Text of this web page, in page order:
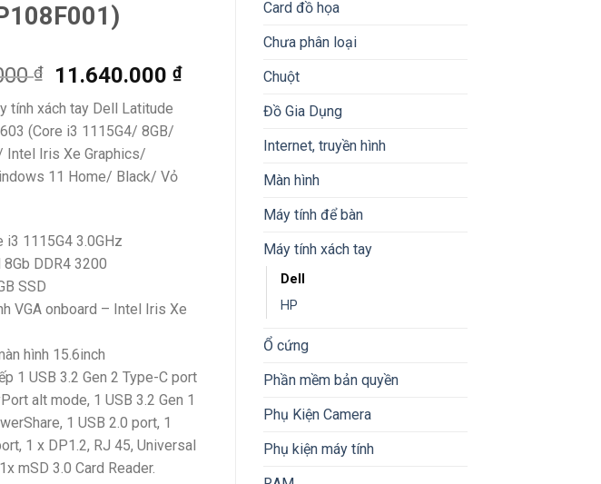
₫
Original
price
was:
12.950.000 ₫.
11.640.000₫Current
11.640.000 ₫.
tính xách tay Dell Latitude
(Core i3 1115G4/ 8GB/
Intel Iris Xe Graphics/
11 Home/ Black/ Vỏ
i3 1115G4 3.0GHz
8Gb DDR4 3200
SSD
VGA onboard – Intel Iris Xe
hình 15.6inch
1 USB 3.2 Gen 2 Type-C port
alt mode, 1 USB 3.2 Gen 1
1 USB 2.0 port, 1
1 x DP1.2, RJ 45, Universal
mSD 3.0 Card Reader.
Card đồ họa
Chưa phân loại
Chuột
Đồ Gia Dụng
Internet, truyền hình
Màn hình
Máy tính để bàn
Máy tính xách tay
Dell
HP
Ổ cứng
Phần mềm bản quyền
Phụ Kiện Camera
Phụ kiện máy tính